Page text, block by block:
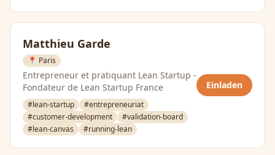
Matthieu Garde
📍 Paris
Entrepreneur et pratiquant Lean Startup -
Fondateur de Lean Startup France
#lean-startup
#entrepreneuriat
#customer-development
#validation-board
#lean-canvas
#running-lean
Einladen